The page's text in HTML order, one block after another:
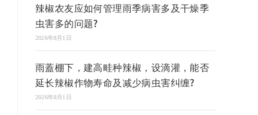
辣椒农友应如何管理雨季病害多及干燥季
虫害多的问题?
2026年8月1日
雨蓋棚下，建高畦种辣椒，设滴灌，能否
延长辣椒作物寿命及减少病虫害纠缠?
2026年8月1日